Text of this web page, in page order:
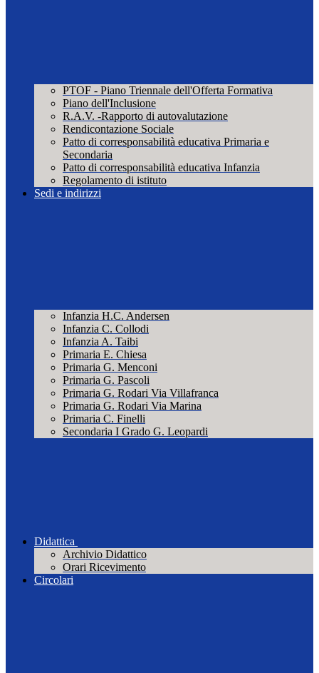
PTOF - Piano Triennale dell'Offerta Formativa
Piano dell'Inclusione
R.A.V. -Rapporto di autovalutazione
Rendicontazione Sociale
Patto di corresponsabilità educativa Primaria e
Secondaria
Patto di corresponsabilità educativa Infanzia
Regolamento di istituto
Sedi e indirizzi
Infanzia H.C. Andersen
Infanzia C. Collodi
Infanzia A. Taibi
Primaria E. Chiesa
Primaria G. Menconi
Primaria G. Pascoli
Primaria G. Rodari Via Villafranca
Primaria G. Rodari Via Marina
Primaria C. Finelli
Secondaria I Grado G. Leopardi
Didattica
Archivio Didattico
Orari Ricevimento
Circolari